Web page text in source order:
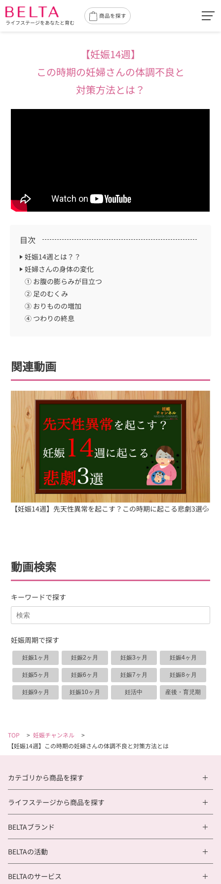
ライフステージをあなたと育む
商品を探す
【妊娠14週】
この時期の妊婦さんの体調不良と
対策方法とは？
目次
妊娠14週とは？？
妊婦さんの身体の変化
① お腹の膨らみが目立つ
② 足のむくみ
③ おりものの増加
④ つわりの終息
関連動画
【妊娠14週】先天性異常を起こす？この時期に起こる悲劇3選💦
動画検索
キーワードで探す
妊娠周期で探す
妊娠1ヶ月 妊娠2ヶ月 妊娠3ヶ月 妊娠4ヶ月
妊娠5ヶ月 妊娠6ヶ月 妊娠7ヶ月 妊娠8ヶ月
妊娠9ヶ月 妊娠10ヶ月 妊活中 産後・育児期
TOP > 妊娠チャンネル
>
【妊娠14週】この時期の妊婦さんの体調不良と対策方法とは
カテゴリから商品を探す
ライフステージから商品を探す
BELTAブランド
BELTAの活動
BELTAのサービス